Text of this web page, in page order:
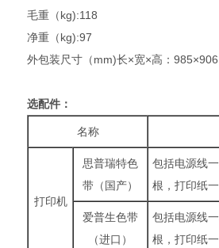
毛重（kg):118
净重（kg):97
外包装尺寸（mm)长×宽×高：
选配件：
名称
打印机
思普瑞特色
带（国产）
包括电源线
根，打印纸
爱普生色带
（进口）
包括电源线
根，打印纸